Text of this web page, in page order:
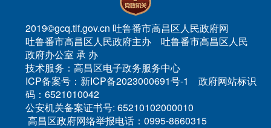
2019©gcq.tlf.gov.cn 吐鲁番市高昌区人民政府网
吐鲁番市高昌区人民政府主办 吐鲁番市高昌区人民
政府办公室 承 办
技术服务：高昌区电子政务服务中心
ICP备案号：新ICP备2023000691号-1 政府网站标识
码：6521010042
公安机关备案证书号: 65210102000010
高昌区政府网络举报电话：0995-8660315